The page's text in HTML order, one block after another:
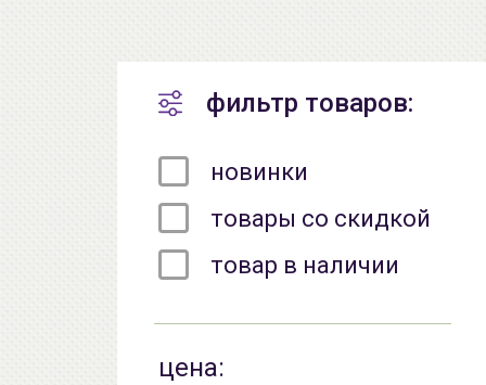
фильтр товаров:
новинки
товары со скидкой
товар в наличии
цена: